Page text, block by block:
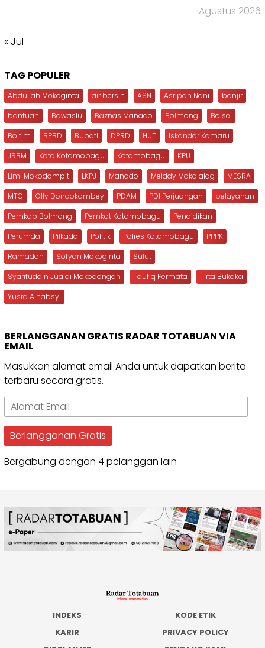
Agustus 2026
« Jul
TAG POPULER
Abdullah Mokoginta air bersih ASN Asripan Nani
banjir
bantuan
Bawaslu Baznas Manado Bolmong
Bolsel
Boltim
BPBD Bupati DPRD HUT
Iskandar Kamaru
JRBM
Kota Kotamobagu Kotamobagu
KPU
Limi Mokodompit
LKPJ Manado Meiddy Makalalag
MESRA
MTQ
Olly Dondokambey PDAM PDI Perjuangan
pelayanan
Pemkab Bolmong
Pemkot Kotamobagu
Pendidikan
Perumda
Pilkada Politik Polres Kotamobagu
PPPK
Ramadan
Sofyan Mokoginta
Sulut
Syarifuddin Juaidi Mokodongan
Taufiq Permata
Tirta Bukaka
Yusra Alhabsyi
BERLANGGANAN GRATIS RADAR TOTABUAN VIA
EMAIL
Masukkan alamat email Anda untuk dapatkan berita
terbaru secara gratis.
Alamat
Email
Berlangganan Gratis
Bergabung dengan 4 pelanggan lain
INDEKS
KODE ETIK
KARIR
PRIVACY POLICY